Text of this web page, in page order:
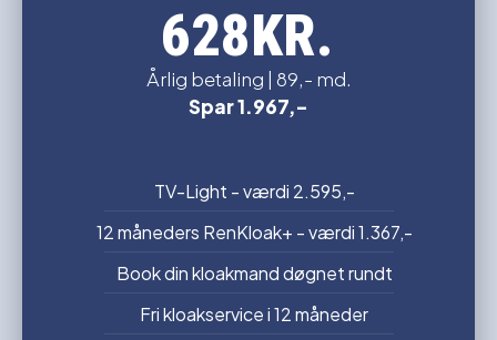
628KR.
Årlig betaling | 89,- md.
Spar 1.967,-
TV-Light - værdi 2.595,-
12 måneders RenKloak+ - værdi 1.367,-
Book din kloakmand døgnet rundt
Fri kloakservice i 12 måneder